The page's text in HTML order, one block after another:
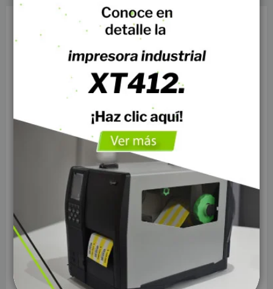
Automatización en logística:
cómo empezar desde el
etiquetado
Creado: Noviembre 20, 2025
Categories:
Impresora de Etiquetas | Comentarios:
Tags: impresora de etiquetas adhesivas